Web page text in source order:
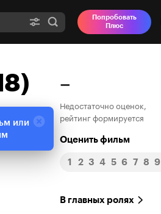
Попробовать
Плюс
–
Недостаточно оценок,
рейтинг формируется
Оценить фильм
1 2 3 4 5 6 7 8 9
В главных ролях
или